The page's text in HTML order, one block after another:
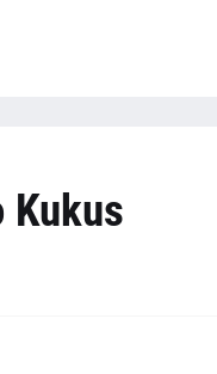
Kukus